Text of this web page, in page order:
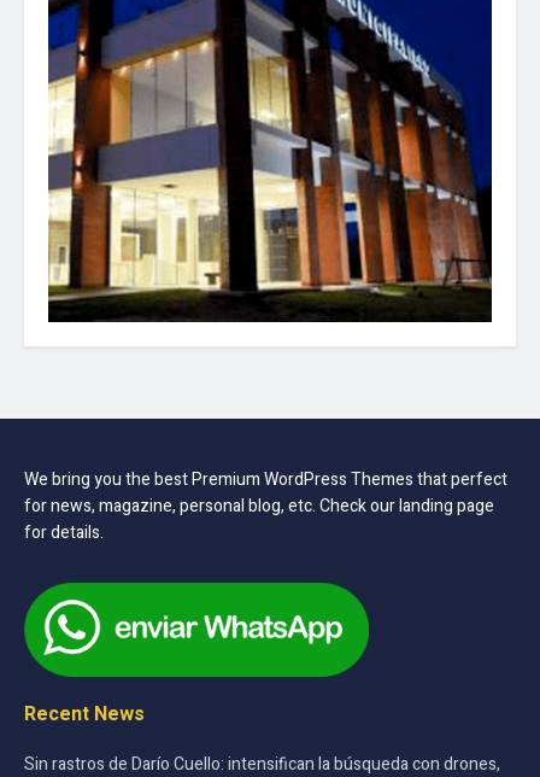
We bring you the best Premium WordPress Themes that perfect
for news, magazine, personal blog, etc. Check our landing page
for details.
Recent News
Sin rastros de Darío Cuello: intensifican la búsqueda con drones,